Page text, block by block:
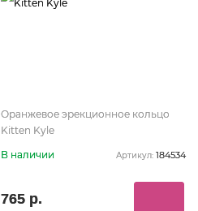
Оранжевое эрекционное кольцо
Kitten Kyle
В наличии
Артикул: 184534
765 р.